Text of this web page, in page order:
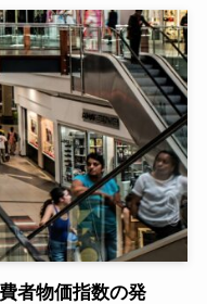
者物価指数の発